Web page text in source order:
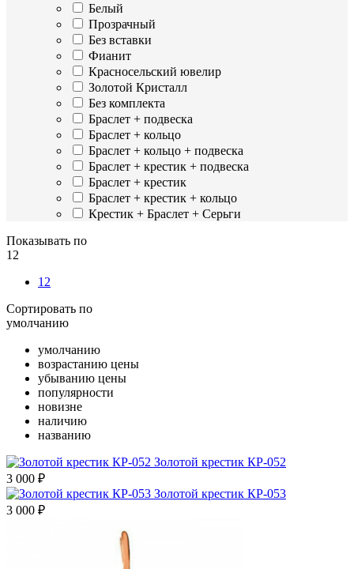
Белый
Прозрачный
Без вставки
Фианит
Красносельский ювелир
Золотой Кристалл
Без комплекта
Браслет + подвеска
Браслет + кольцо
Браслет + кольцо + подвеска
Браслет + крестик + подвеска
Браслет + крестик
Браслет + крестик + кольцо
Крестик + Браслет + Серьги
Показывать по
12
12
Сортировать по
умолчанию
умолчанию
возрастанию цены
убыванию цены
популярности
новизне
наличию
названию
Золотой крестик КР-052
3 000 ₽
Золотой крестик КР-053
3 000 ₽